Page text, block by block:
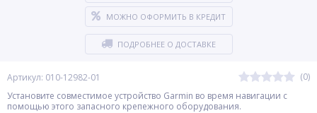
Артикул: 010-12982-01
(0)
Установите совместимое устройство Garmin во время навигации с
помощью этого запасного крепежного оборудования.
МОЖНО ОФОРМИТЬ В КРЕДИТ
ПОДРОБНЕЕ О ДОСТАВКЕ